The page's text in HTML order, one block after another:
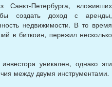
Петербурга, вложивших
создать доход с аренды,
недвижимости. В то время
в биткоин, пережил несколько
уникален, однако эти
между двумя инструментами.